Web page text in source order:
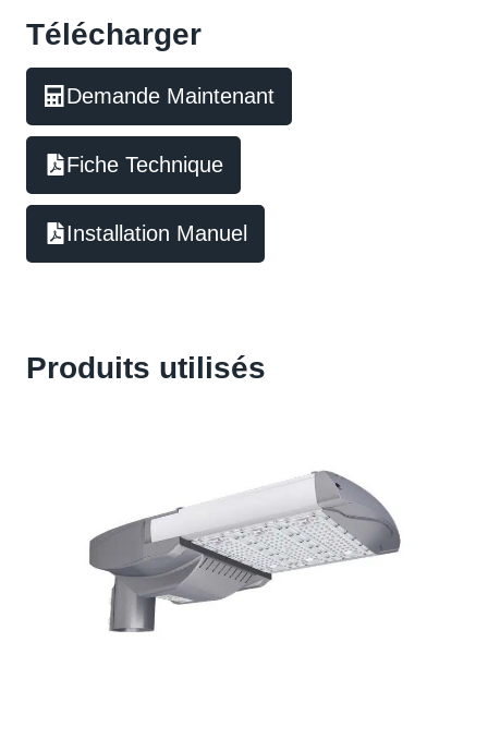
Télécharger
Demande Maintenant
Fiche Technique
Installation Manuel
Produits utilisés